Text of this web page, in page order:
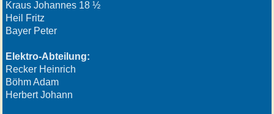
Kraus Johannes 18 ½
Heil Fritz
Bayer Peter
Elektro-Abteilung:
Recker Heinrich
Böhm Adam
Herbert Johann